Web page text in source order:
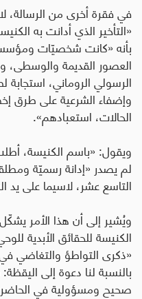
في فقرة أخرى من الرسالة،
«التأخير الذي أدانت به
بأنه «كانت شخصيّات
العصور القديمة والوسطى،
الرسولي الروماني،
وإضفاء الشرعية على طرق
الحالات، استعبادهم».
ويقول: «باسم الكنيسة،
لم يصدر «إدانة رسميّة
التاسع عشر، لاسيما على يد
ويُشير إلى أن هذا الأمر
الكنيسة للحقائق الأبدية
«ذكرى التواطؤ والتغاضي
بالنسبة لنا دعوة إلى
صحيح ومسؤولية في